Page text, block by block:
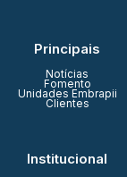
Principais
Notícias
Fomento
Unidades Embrapii
Clientes
Institucional